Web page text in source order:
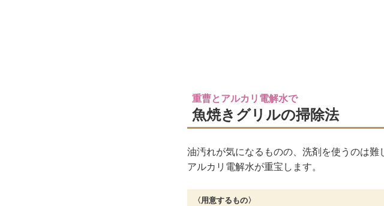
重曹とアルカリ電解水で
魚焼きグリルの掃除法
油汚れが気になるものの、洗剤を使うのは難
アルカリ電解水が重宝します。
〈用意するもの〉